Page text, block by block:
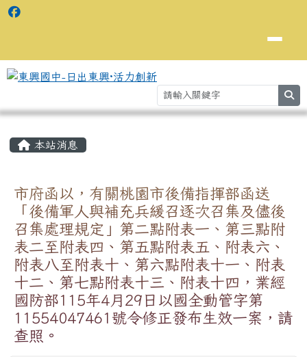
本站消息
市府函以，有關桃園市後備指揮部函送
「後備軍人與補充兵緩召逐次召集及儘後
召集處理規定」第二點附表一、第三點附
表二至附表四、第五點附表五、附表六、
附表八至附表十、第六點附表十一、附表
十二、第七點附表十三、附表十四，業經
國防部115年4月29日以國全動管字第
11554047461號令修正發布生效一案，請
查照。